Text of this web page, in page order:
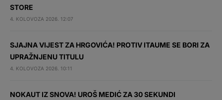
STORE
4. KOLOVOZA 2026. 12:07
SJAJNA VIJEST ZA HRGOVIĆA! PROTIV ITAUME SE BORI ZA
UPRAŽNJENU TITULU
4. KOLOVOZA 2026. 10:11
NOKAUT IZ SNOVA! UROŠ MEDIĆ ZA 30 SEKUNDI